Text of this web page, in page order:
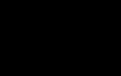
Reduz O Frio
Veja Análise